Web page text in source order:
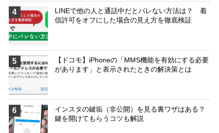
4
LINEで他の人と通話中だとバレない方法は？ 着
信許可をオフにした場合の見え方を徹底検証
5
【ドコモ】iPhoneの「MMS機能を有効にする必要
があります」と表示されたときの解決策とは
6
インスタの鍵垢（非公開）を見る裏ワザはある？
鍵を開けてもらうコツも解説